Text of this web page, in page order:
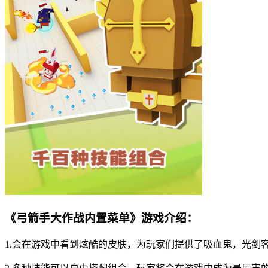
《弓箭手大作战内置菜单》游戏介绍：
1.会在游戏中看到炫酷的皮肤，为玩家们提供了吸血鬼，光剑